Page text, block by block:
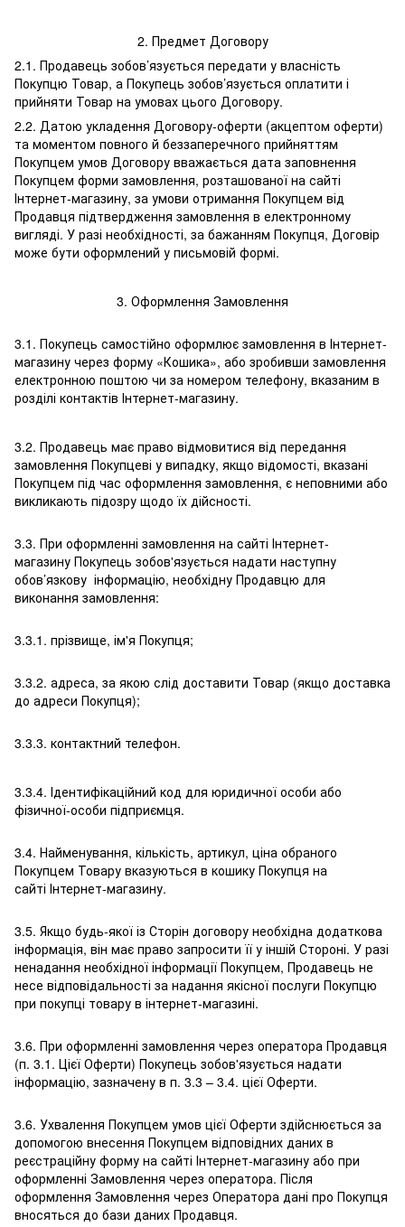
2. Предмет Договору
2.1. Продавець зобов’язується передати у власність
Покупцю Товар, а Покупець зобов’язується оплатити і
прийняти Товар на умовах цього Договору.
2.2. Датою укладення Договору-оферти (акцептом оферти)
та моментом повного й беззаперечного прийняттям
Покупцем умов Договору вважається дата заповнення
Покупцем форми замовлення, розташованої на сайті
Інтернет-магазину, за умови отримання Покупцем від
Продавця підтвердження замовлення в електронному
вигляді. У разі необхідності, за бажанням Покупця, Договір
може бути оформлений у письмовій формі.
3. Оформлення Замовлення
3.1. Покупець самостійно оформлює замовлення в Інтернет-
магазину через форму «Кошика», або зробивши замовлення
електронною поштою чи за номером телефону, вказаним в
розділі контактів Інтернет-магазину.
3.2. Продавець має право відмовитися від передання
замовлення Покупцеві у випадку, якщо відомості, вказані
Покупцем під час оформлення замовлення, є неповними або
викликають підозру щодо їх дійсності.
3.3. При оформленні замовлення на сайті Інтернет-
магазину Покупець зобов'язується надати наступну
обов’язкову інформацію, необхідну Продавцю для
виконання замовлення:
3.3.1. прізвище, ім'я Покупця;
3.3.2. адреса, за якою слід доставити Товар (якщо доставка
до адреси Покупця);
3.3.3. контактний телефон.
3.3.4. Ідентифікаційний код для юридичної особи або
фізичної-особи підприємця.
3.4. Найменування, кількість, артикул, ціна обраного
Покупцем Товару вказуються в кошику Покупця на
сайті Інтернет-магазину.
3.5. Якщо будь-якої із Сторін договору необхідна додаткова
інформація, він має право запросити її у іншій Стороні. У разі
ненадання необхідної інформації Покупцем, Продавець не
несе відповідальності за надання якісної послуги Покупцю
при покупці товару в інтернет-магазині.
3.6. При оформленні замовлення через оператора Продавця
(п. 3.1. Цієї Оферти) Покупець зобов'язується надати
інформацію, зазначену в п. 3.3 – 3.4. цієї Оферти.
3.6. Ухвалення Покупцем умов цієї Оферти здійснюється за
допомогою внесення Покупцем відповідних даних в
реєстраційну форму на сайті Інтернет-магазину або при
оформленні Замовлення через оператора. Після
оформлення Замовлення через Оператора дані про Покупця
вносяться до бази даних Продавця.